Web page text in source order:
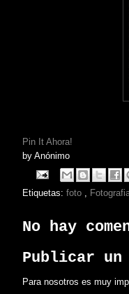
Pin It Ahora!
by Anónimo
Etiquetas: foto
No hay
Publicar un
Para nosotros es muy